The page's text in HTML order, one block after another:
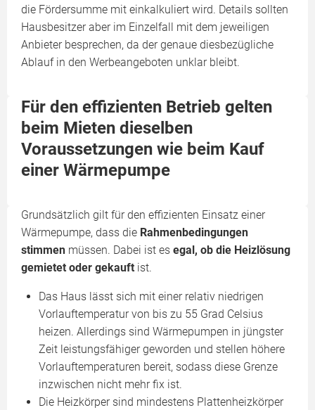
die Fördersumme mit einkalkuliert wird. Details sollten
Hausbesitzer aber im Einzelfall mit dem jeweiligen
Anbieter besprechen, da der genaue diesbezügliche
Ablauf in den Werbeangeboten unklar bleibt.
Für den effizienten Betrieb gelten
beim Mieten dieselben
Voraussetzungen wie beim Kauf
einer Wärmepumpe
Grundsätzlich gilt für den effizienten Einsatz einer
Wärmepumpe, dass die Rahmenbedingungen
stimmen müssen. Dabei ist es egal, ob die Heizlösung
gemietet oder gekauft ist.
Das Haus lässt sich mit einer relativ niedrigen
Vorlauftemperatur von bis zu 55 Grad Celsius
heizen. Allerdings sind Wärmepumpen in jüngster
Zeit leistungsfähiger geworden und stellen höhere
Vorlauftemperaturen bereit, sodass diese Grenze
inzwischen nicht mehr fix ist.
Die Heizkörper sind mindestens Plattenheizkörper